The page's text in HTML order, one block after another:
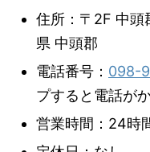
住所：〒2F 中
県 中頭郡
電話番号： 098-
プすると電話が
営業時間：24時